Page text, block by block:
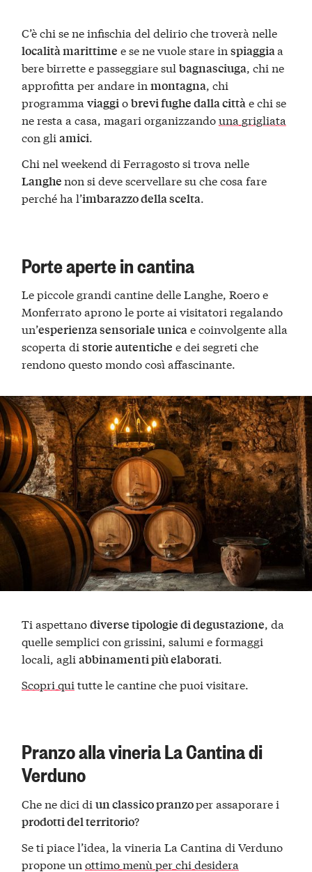
C’è chi se ne infischia del delirio che troverà nelle
località marittime e se ne vuole stare inspiaggiaa
bere birrette e passeggiare sulbagnasciuga, chi ne
approfitta per andare inmontagna, chi
programmaviaggiobrevi fughe dalla cittàe chi se
ne resta a casa, magari organizzandouna grigliata
con gliamici.
Chi nel weekend di Ferragosto si trova nelle
Langhenon si deve scervellare su che cosa fare
perché ha l’imbarazzo della scelta.
Porte aperte in cantina
Le piccole grandi cantine delle Langhe, Roero e
Monferrato aprono le porte ai visitatori regalando
un’esperienza sensoriale unicae coinvolgente alla
scoperta distorie autentiche e dei segreti che
rendono questo mondo così affascinante.
Ti aspettanodiverse tipologie di degustazione , da
quelle semplici con grissini, salumi e formaggi
locali, agliabbinamenti più elaborati
Scopri qui tutte le cantine che puoi visitare.
Pranzo alla vineria La Cantina di
Verduno
Che ne dici diun classico pranzoper assaporare i
prodotti del territorio?
Se ti piace l’idea, la vineria La Cantina di Verduno
propone unottimo menù per chi desidera